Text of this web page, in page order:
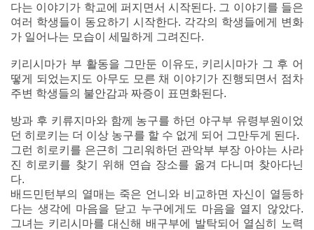
다는 이야기가 학교에 퍼지면서 시작된다. 그 이야기를 들은
여러 학생들이 동요하기 시작한다. 각각의 학생들에게 변화
가 일어나는 모습이 세밀하게 그려진다.
키리시마가 부 활동을 그만둔 이유도, 키리시마가 그 후 어
떻게 되었는지도 아무도 모른 채 이야기가 진행되면서 점차
주변 학생들의 불안감과 짜증이 표면화된다.
방과 후 키류지마와 함께 농구를 하던 야구부 유령부원이었
던 히로키는 더 이상 농구를 할 수 없게 되어 그만두게 된다.
그런 히로키를 은근히 그리워하던 관악부 부장 아야는 사라
진 히로키를 찾기 위해 연습 장소를 옮겨 다니며 찾아다닌
다.
배드민턴부의 열매는 죽은 언니와 비교하면 자신이 열등하
다는 생각에 마음을 닫고 누구에게도 마음을 열지 않았다.
그녀는 키리시마를 대신해 배구부에 발탁되어 열심히 노력